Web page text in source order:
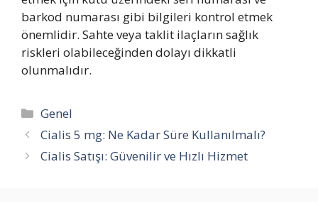
barkod numarası gibi bilgileri kontrol etmek
önemlidir. Sahte veya taklit ilaçların sağlık
riskleri olabileceğinden dolayı dikkatli
olunmalıdır.
Kategoriler
Genel
Cialis 5 mg: Ne Kadar Süre Kullanılmalı?
Cialis Satışı: Güvenilir ve Hızlı Hizmet